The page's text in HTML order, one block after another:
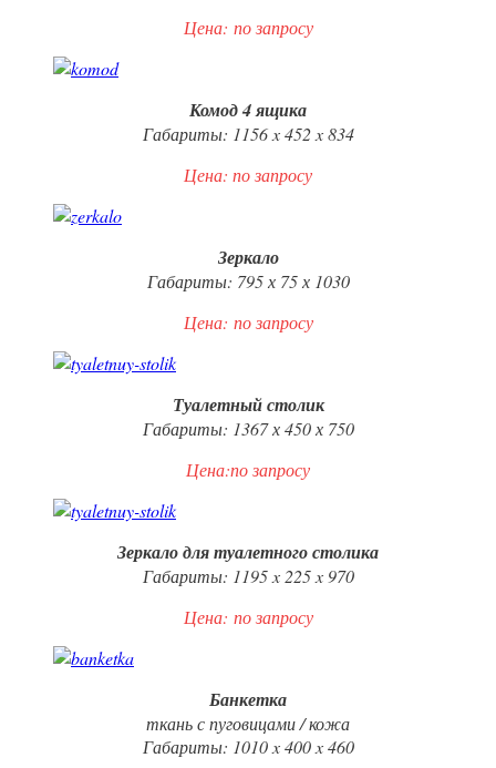
Цена: по запросу
Комод 4 ящика
Габариты: 1156 x 452 x 834
Цена: по запросу
Зеркало
Габариты: 795 х 75 х 1030
Цена: по запросу
Туалетный столик
Габариты: 1367 х 450 х 750
Цена:по запросу
Зеркало для туалетного столика
Габариты: 1195 x 225 x 970
Цена: по запросу
Банкетка
ткань с пуговицами / кожа
Габариты: 1010 x 400 x 460